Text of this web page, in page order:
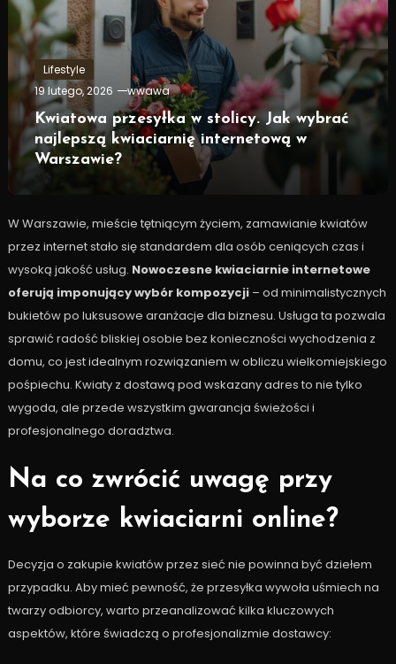
Lifestyle
19 lutego, 2026
wwawa
Kwiatowa przesyłka w stolicy. Jak wybrać
najlepszą kwiaciarnię internetową w
Warszawie?
W Warszawie, mieście tętniącym życiem, zamawianie kwiatów
przez internet stało się standardem dla osób ceniących czas i
wysoką jakość usług. Nowoczesne kwiaciarnie internetowe
oferują imponujący wybór kompozycji– od minimalistycznych
bukietów po luksusowe aranżacje dla biznesu. Usługa ta pozwala
sprawić radość bliskiej osobie bez konieczności wychodzenia z
domu, co jest idealnym rozwiązaniem w obliczu wielkomiejskiego
pośpiechu. Kwiaty z dostawą pod wskazany adres to nie tylko
wygoda, ale przede wszystkim gwarancja świeżości i
profesjonalnego doradztwa.
Na co zwrócić uwagę przy
wyborze kwiaciarni online?
Decyzja o zakupie kwiatów przez sieć nie powinna być dziełem
przypadku. Aby mieć pewność, że przesyłka wywoła uśmiech na
twarzy odbiorcy, warto przeanalizować kilka kluczowych
aspektów, które świadczą o profesjonalizmie dostawcy: